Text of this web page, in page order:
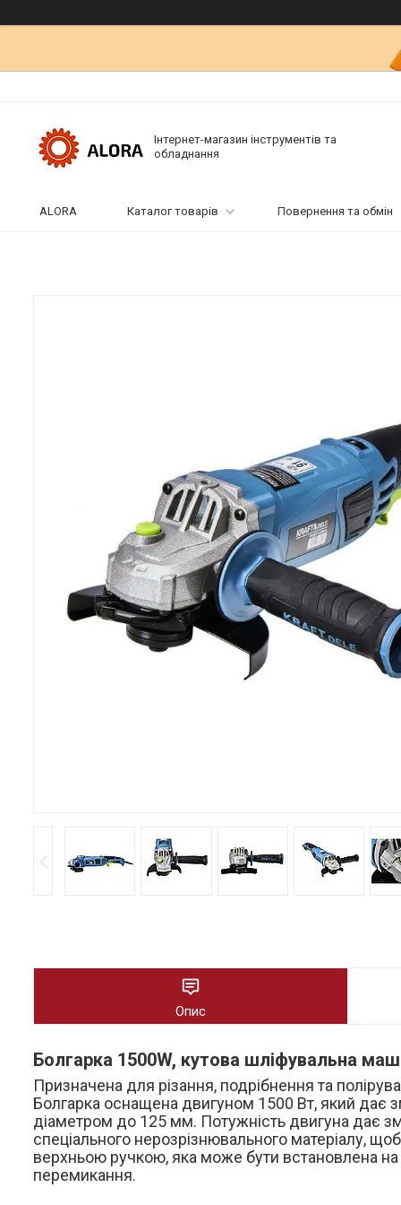
Інтернет-магазин інструментів та
обладнання
ALORA Каталог товарів Повернення та обмін
Опис
Болгарка 1500W, кутова шліфувальна
Призначена для різання, подрібнення та
Болгарка оснащена двигуном 1500 Вт, який дає
діаметром до 125 мм. Потужність двигуна дає
спеціального нерозрізнювального матеріалу,
верхньою ручкою, яка може бути встановлена
перемикання.